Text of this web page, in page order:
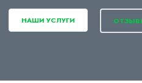
НАШИ УСЛУГИ